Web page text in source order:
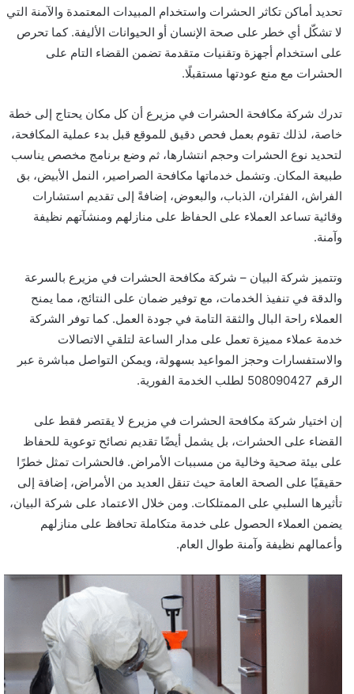
تحديد أماكن تكاثر الحشرات واستخدام المبيدات المعتمدة والآمنة التي
لا تشكّل أي خطر على صحة الإنسان أو الحيوانات الأليفة. كما تحرص
على استخدام أجهزة وتقنيات متقدمة تضمن القضاء التام على
الحشرات مع منع عودتها مستقبلًا.
تدرك شركة مكافحة الحشرات في مزيرع أن كل مكان يحتاج إلى خطة
خاصة، لذلك تقوم بعمل فحص دقيق للموقع قبل بدء عملية المكافحة،
لتحديد نوع الحشرات وحجم انتشارها، ثم وضع برنامج مخصص يناسب
طبيعة المكان. وتشمل خدماتها مكافحة الصراصير، النمل الأبيض، بق
الفراش، الفئران، الذباب، والبعوض، إضافةً إلى تقديم استشارات
وقائية تساعد العملاء على الحفاظ على منازلهم ومنشآتهم نظيفة
وآمنة.
وتتميز شركة البيان – شركة مكافحة الحشرات في مزيرع بالسرعة
والدقة في تنفيذ الخدمات، مع توفير ضمان على النتائج، مما يمنح
العملاء راحة البال والثقة التامة في جودة العمل. كما توفر الشركة
خدمة عملاء مميزة تعمل على مدار الساعة لتلقي الاتصالات
والاستفسارات وحجز المواعيد بسهولة، ويمكن التواصل مباشرة عبر
الرقم 508090427 لطلب الخدمة الفورية.
إن اختيار شركة مكافحة الحشرات في مزيرع لا يقتصر فقط على
القضاء على الحشرات، بل يشمل أيضًا تقديم نصائح توعوية للحفاظ
على بيئة صحية وخالية من مسببات الأمراض. فالحشرات تمثل خطرًا
حقيقيًا على الصحة العامة حيث تنقل العديد من الأمراض، إضافة إلى
تأثيرها السلبي على الممتلكات. ومن خلال الاعتماد على شركة البيان،
يضمن العملاء الحصول على خدمة متكاملة تحافظ على منازلهم
وأعمالهم نظيفة وآمنة طوال العام.